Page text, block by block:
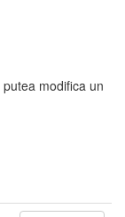
modifica un